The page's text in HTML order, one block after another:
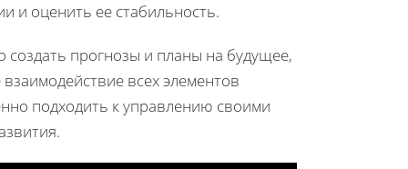
и оценить ее стабильность.
прогнозы и планы на будущее,
всех элементов
подходить к управлению своими